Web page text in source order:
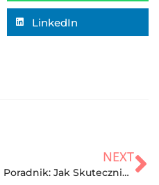
LinkedIn
NEXT
Poradnik: Jak Skutecznie Przezwyciężyć Kontuzje Sportowe